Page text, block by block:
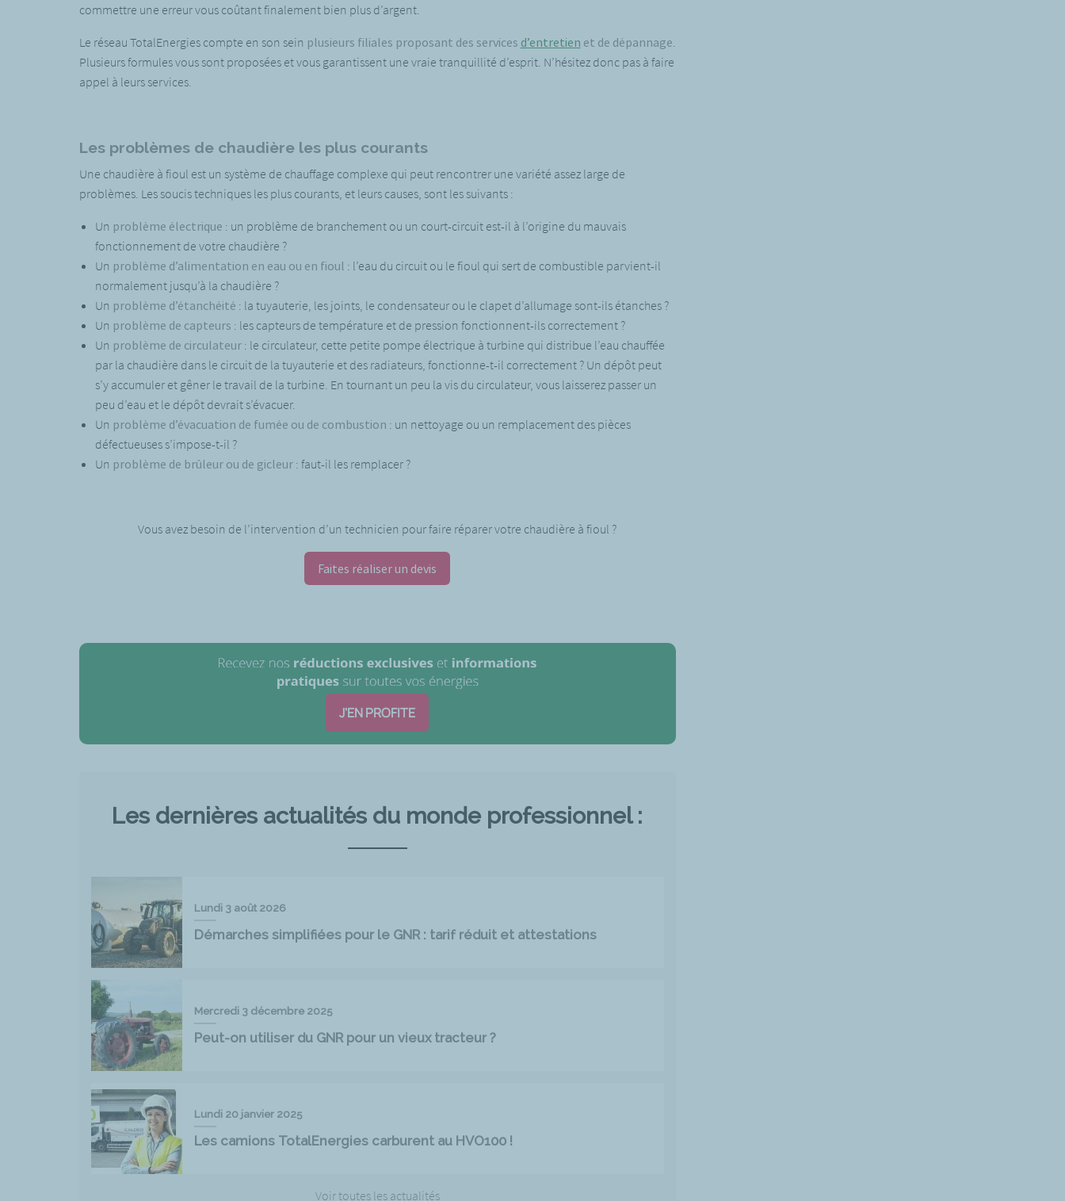
commettre une erreur vous coûtant finalement bien plus d’argent.
Le réseau TotalEnergies compte en son sein plusieurs filiales proposant des services d’entretien et de dépannage
Plusieurs formules vous sont proposées et vous garantissent une vraie tranquillité d’esprit. N’hésitez donc pas à faire
appel à leurs services.
Les problèmes de chaudière les plus courants
Une chaudière à fioul est un système de chauffage complexe qui peut rencontrer une variété assez large de
problèmes. Les soucis techniques les plus courants, et leurs causes, sont les suivants :
Un problème électrique : un problème de branchement ou un court-circuit est-il à l’origine du mauvais
fonctionnement de votre chaudière ?
Un problème d’alimentation en eau ou en fioul : l’eau du circuit ou le fioul qui sert de combustible parvient-il
normalement jusqu’à la chaudière ?
Un problème d’étanchéité : la tuyauterie, les joints, le condensateur ou le clapet d’allumage sont-ils étanches ?
Un problème de capteurs : les capteurs de température et de pression fonctionnent-ils correctement ?
Un problème de circulateur: le circulateur, cette petite pompe électrique à turbine qui distribue l’eau chauffée
par la chaudière dans le circuit de la tuyauterie et des radiateurs, fonctionne-t-il correctement ? Un dépôt peut
s’y accumuler et gêner le travail de la turbine. En tournant un peu la vis du circulateur, vous laisserez passer un
peu d’eau et le dépôt devrait s’évacuer.
Un problème d’évacuation de fumée ou de combustion : un nettoyage ou un remplacement des pièces
défectueuses s’impose-t-il ?
Un problème de brûleur ou de gicleur: faut-il les remplacer ?
Vous avez besoin de l’intervention d’un technicien pour faire réparer votre chaudière à fioul ?
Faites réaliser un devis
J'EN PROFITE
Les dernières actualités du monde professionnel :
Lundi 3 août 2026
Démarches simplifiées pour le GNR : tarif réduit et attestations
Mercredi 3 décembre 2025
Peut-on utiliser du GNR pour un vieux tracteur ?
Lundi 20 janvier 2025
Les camions TotalEnergies carburent au HVO100 !
Voir toutes les actualités